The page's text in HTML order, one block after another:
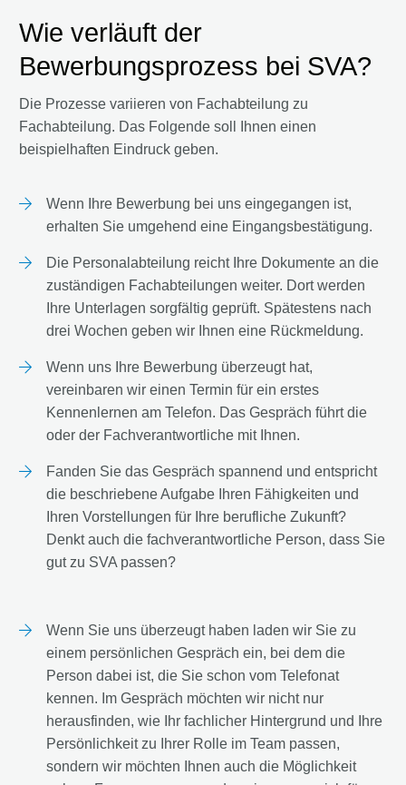
Wie verläuft der
Bewerbungsprozess bei SVA?
Die Prozesse variieren von Fachabteilung zu
Fachabteilung. Das Folgende soll Ihnen einen
beispielhaften Eindruck geben.
Wenn Ihre Bewerbung bei uns eingegangen ist,
erhalten Sie umgehend eine Eingangsbestätigung.
Die Personalabteilung reicht Ihre Dokumente an die
zuständigen Fachabteilungen weiter. Dort werden
Ihre Unterlagen sorgfältig geprüft. Spätestens nach
drei Wochen geben wir Ihnen eine Rückmeldung.
Wenn uns Ihre Bewerbung überzeugt hat,
vereinbaren wir einen Termin für ein erstes
Kennenlernen am Telefon. Das Gespräch führt die
oder der Fachverantwortliche mit Ihnen.
Fanden Sie das Gespräch spannend und entspricht
die beschriebene Aufgabe Ihren Fähigkeiten und
Ihren Vorstellungen für Ihre berufliche Zukunft?
Denkt auch die fachverantwortliche Person, dass Sie
gut zu SVA passen?
Wenn Sie uns überzeugt haben laden wir Sie zu
einem persönlichen Gespräch ein, bei dem die
Person dabei ist, die Sie schon vom Telefonat
kennen. Im Gespräch möchten wir nicht nur
herausfinden, wie Ihr fachlicher Hintergrund und Ihre
Persönlichkeit zu Ihrer Rolle im Team passen,
sondern wir möchten Ihnen auch die Möglichkeit